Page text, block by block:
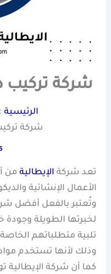
شركة تركيب
الرئيسية
شركة
5
تعد شركة الإيطالية من
الأعمال الإنشائية
وتُعتبر بالفعل أفضل
لخبرتها الطويلة وجودة
تلبية متطلباتهم
وذلك لأنها تستخدم
كما أن شركة